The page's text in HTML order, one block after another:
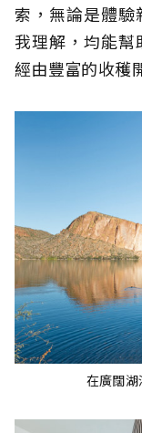
索，無論是體驗
我理解，均能幫
經由豐富的收穫
在廣闊湖